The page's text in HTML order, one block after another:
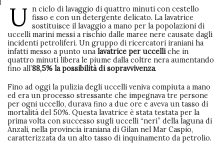
U n ciclo di lavaggio di quattro minuti con cestello
fisso e con un detergente delicato. La lavatrice
sostituisce il lavaggio a mano per la popolazioni di
uccelli marini messi a rischio dalle maree nere causate dagli
incidenti petroliferi. Un gruppo di ricercatori iraniani ha
infatti messo a punto una lavatrice per uccelliche in
quattro minuti libera le piume dalla coltre nera aumentando
fino all’88,5% la possibilità di sopravvivenza.
Fino ad oggi la pulizia degli uccelli veniva compiuta a mano
ed era un processo stressante che impegnava tre persone
per ogni uccello, durava fino a due ore e aveva un tasso di
mortalità del 50%. Questa lavatrice è stata testata per la
prima volta con successo sugli uccelli “neri” della laguna di
Anzali, nella provincia iraniana di Gilan nel Mar Caspio,
caratterizzata da un alto tasso di inquinamento da petrolio.